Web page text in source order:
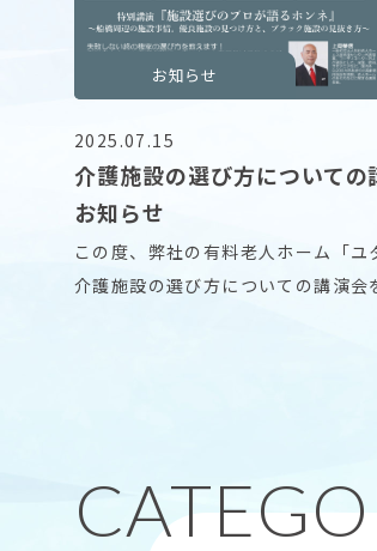
お知らせ
2025.07.15
介護施設の選び方についての
お知らせ
この度、弊社の有料老人ホーム「ユ
介護施設の選び方についての講演会